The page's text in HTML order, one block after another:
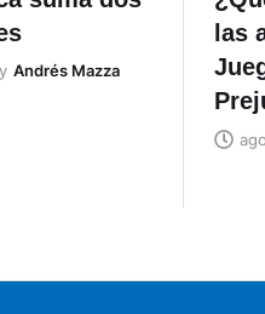
Andrés Mazza
las